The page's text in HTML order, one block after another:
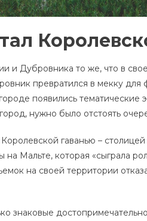
и Дубровника то же, что в
превратился в мекку для
появились тематические
нужно было отстоять
гаванью – столицей
Мальте, которая «сыграла
на своей территории
знаковые